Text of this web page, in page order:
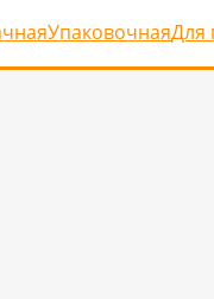
УпаковочнаяДля